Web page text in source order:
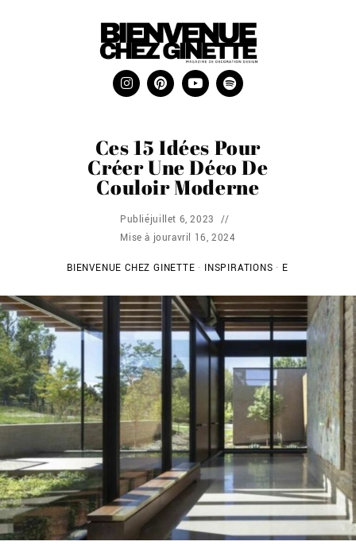
Ces 15 Idées Pour
Créer Une Déco De
Couloir Moderne
Publiéjuillet 6, 2023
Mise à jouravril 16, 2024
BIENVENUE CHEZ GINETTE - INSPIRATIONS - ENTRÉE ET